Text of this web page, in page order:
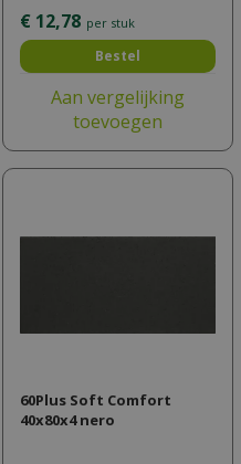
€ 12,78 per stuk
Bestel
Aan vergelijking
toevoegen
60Plus Soft Comfort
40x80x4 nero